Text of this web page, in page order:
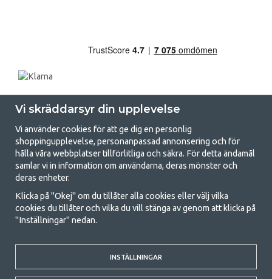
GetCamping.se - Din butik för camping
och uteliv
Att campa kan antingen vara en livsstil eller ett sätt att samla familjen
för ett gemensamt äventyr. Oavsett vilken kategori du tillhör hittar du
med att campa så därför erbjuder vi riktigt bra priser på familjetält,
husvagnstält och all annan utrustning för camping och friluftsliv. Vårt
mål är att i varje priskategori erbjuda den bästa campingutrustningen
Vi skräddarsyr din upplevelse
Vi använder cookies för att ge dig en personlig
shoppingupplevelse, personanpassad annonsering och för
hålla våra webbplatser tillförlitliga och säkra. För detta ändamål
samlar vi in information om användarna, deras mönster och
deras enheter.
Klicka på "Okej" om du tillåter alla cookies eller välj vilka
cookies du tillåter och vilka du vill stänga av genom att klicka på
"Inställningar" nedan.
INSTÄLLNINGAR